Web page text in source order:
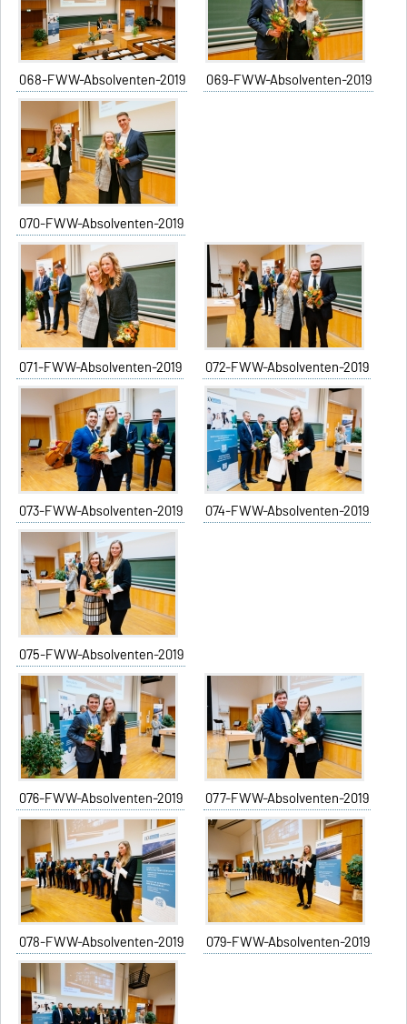
068-FWW-Absolventen-2019 069-FWW-Absolventen-2019
070-FWW-Absolventen-2019
071-FWW-Absolventen-2019 072-FWW-Absolventen-2019
073-FWW-Absolventen-2019 074-FWW-Absolventen-2019
075-FWW-Absolventen-2019
076-FWW-Absolventen-2019 077-FWW-Absolventen-2019
078-FWW-Absolventen-2019 079-FWW-Absolventen-2019